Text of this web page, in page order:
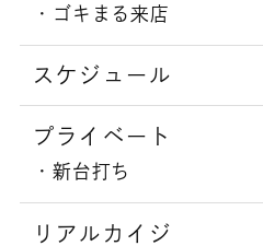
ゴキまる来店
スケジュール
プライベート
新台打ち
リアルカイジ